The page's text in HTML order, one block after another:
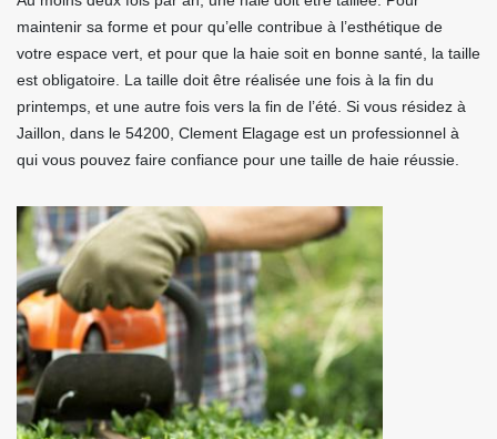
maintenir sa forme et pour qu’elle contribue à l’esthétique de
votre espace vert, et pour que la haie soit en bonne santé, la taille
est obligatoire. La taille doit être réalisée une fois à la fin du
printemps, et une autre fois vers la fin de l’été. Si vous résidez à
Jaillon, dans le 54200, Clement Elagage est un professionnel à
qui vous pouvez faire confiance pour une taille de haie réussie.